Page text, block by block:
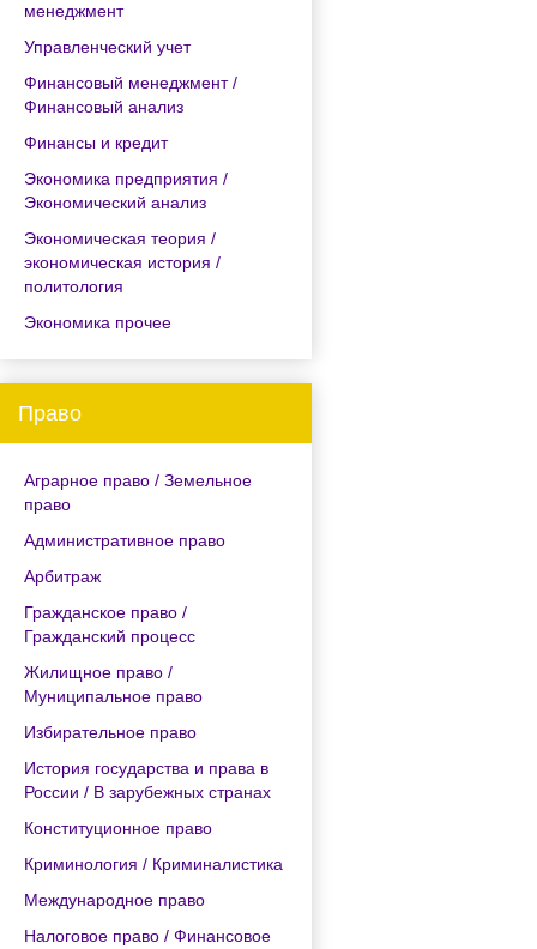
менеджмент
Управленческий учет
Финансовый менеджмент /
Финансовый анализ
Финансы и кредит
Экономика предприятия /
Экономический анализ
Экономическая теория /
экономическая история /
политология
Экономика прочее
Право
Аграрное право / Земельное
право
Административное право
Арбитраж
Гражданское право /
Гражданский процесс
Жилищное право /
Муниципальное право
Избирательное право
История государства и права в
России / В зарубежных странах
Конституционное право
Криминология / Криминалистика
Международное право
Налоговое право / Финансовое